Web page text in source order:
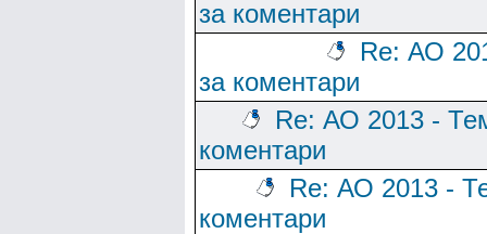
за коментари
Re: АО
за коментари
Re: АО 2013 -
коментари
Re: АО 2013 -
коментари